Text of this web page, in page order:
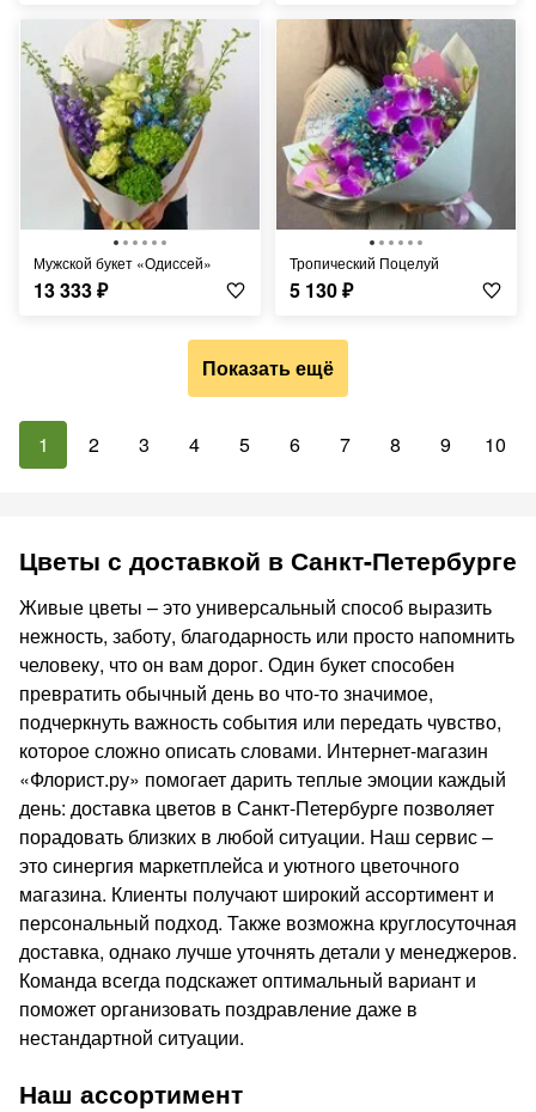
Мужской букет «Одиссей»
13 333₽
Тропический Поцелуй
5 130₽
Показать ещё
1 2 3 4 5 6 7 8 9 10
Цветы с доставкой в Санкт-Петербурге
Живые цветы – это универсальный способ выразить
нежность, заботу, благодарность или просто напомнить
человеку, что он вам дорог. Один букет способен
превратить обычный день во что-то значимое,
подчеркнуть важность события или передать чувство,
которое сложно описать словами. Интернет-магазин
«Флорист.ру» помогает дарить теплые эмоции каждый
день: доставка цветов в Санкт-Петербурге позволяет
порадовать близких в любой ситуации. Наш сервис –
это синергия маркетплейса и уютного цветочного
магазина. Клиенты получают широкий ассортимент и
персональный подход. Также возможна круглосуточная
доставка, однако лучше уточнять детали у менеджеров.
Команда всегда подскажет оптимальный вариант и
поможет организовать поздравление даже в
нестандартной ситуации.
Наш ассортимент